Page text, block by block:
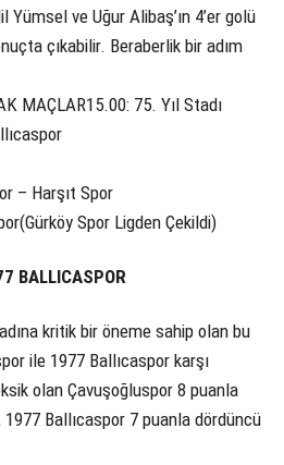
Yümsel ve Uğur Alibaş’ın 4’er golü
çıkabilir. Beraberlik bir adım
MAÇLAR15.00: 75. Yıl Stadı
– Harşıt Spor
Spor Ligden Çekildi)
BALLICASPOR
kritik bir öneme sahip olan bu
ile 1977 Ballıcaspor karşı
olan Çavuşoğluspor 8 puanla
1977 Ballıcaspor 7 puanla dördüncü